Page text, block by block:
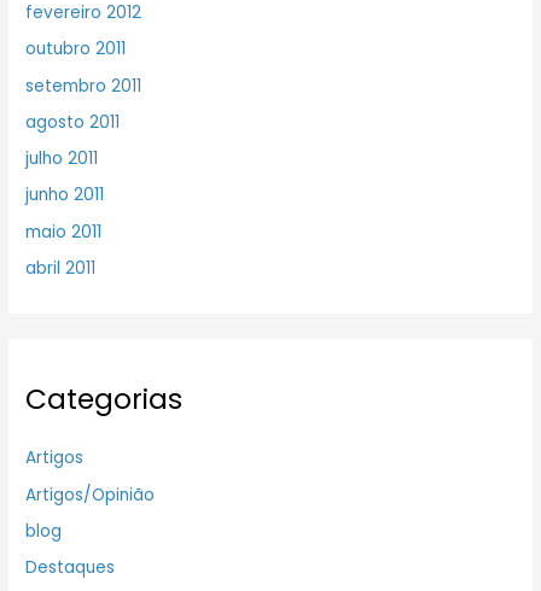
fevereiro 2012
outubro 2011
setembro 2011
agosto 2011
julho 2011
junho 2011
maio 2011
abril 2011
Categorias
Artigos
Artigos/Opinião
blog
Destaques